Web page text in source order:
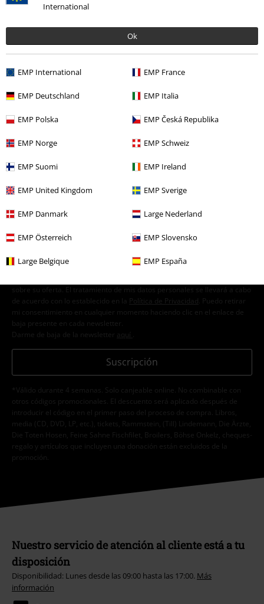
International
Ok
EMP International EMP France
EMP Deutschland EMP Italia
EMP Polska EMP Česká Republika
EMP Norge EMP Schweiz
EMP Suomi EMP Ireland
EMP United Kingdom EMP Sverige
EMP Danmark Large Nederland
EMP Österreich EMP Slovensko
Large Belgique EMP España
Películas & TV Cartoon
Ropa & accesorios Joyería y otros Sombreros y gorras
Nuevo
Mujer
E-mail Newsletter
suscríbete ahora!Más
Doy mi consentimiento para recibir la newsletter de EMP y acepto que
E.M.P. Merchandising Handelsgesellschaft mbH procese mis datos
sobre su oferta. El tratamiento de mis datos personales se llevará a cabo
de acuerdo con lo establecido en la
Política de Privacidad . Puedo retirar
mi consentimiento en cualquier momento haciendo clic en el enlace de
baja presente en cada newsletter.
Darme de baja de la newsletter
aquí
Suscripción
*Válido durante 4 semanas. Solo canjeable online. No combinable con
otros códigos promocionales. El descuento será aplicado después de
introducir el código en el primer paso del proceso de compra. Libros,
media (CD, DVD, LP, etc.), tickets, Rammstein, (Till) Lindemann, Die Ärzte,
Die Toten Hosen, Feine Sahne Fischfilet, Broilers, Böhse Onkelz, cheques-
regalo y artículos que incluyen una donación están excluidos de la
promoción.
Nuestro servicio de atención al cliente está a tu
disposición
Disponibilidad: Lunes desde las 09:00 hasta las 17:00. Más
información